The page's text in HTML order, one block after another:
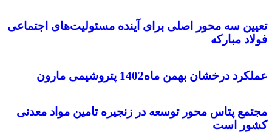
تعیین سه محور اصلی برای آینده مسئولیت‌های اجتماعی
فولاد مبارکه
عملکرد درخشان بهمن ماه1402 پتروشیمی مارون
مجتمع پتاس محور توسعه در زنجیره تامین مواد معدنی
کشور است